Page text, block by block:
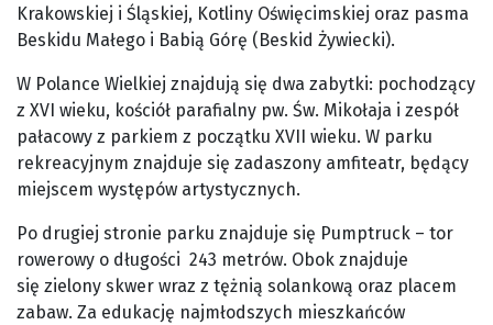
Krakowskiej i Śląskiej, Kotliny Oświęcimskiej oraz pasma
Beskidu Małego i Babią Górę (Beskid Żywiecki).
W Polance Wielkiej znajdują się dwa zabytki: pochodzący
z XVI wieku, kościół parafialny pw. Św. Mikołaja i zespół
pałacowy z parkiem z początku XVII wieku. W parku
rekreacyjnym znajduje się zadaszony amfiteatr, będący
miejscem występów artystycznych.
Po drugiej stronie parku znajduje się Pumptruck – tor
rowerowy o długości 243 metrów. Obok znajduje
się zielony skwer wraz z tężnią solankową oraz placem
zabaw. Za edukację najmłodszych mieszkańców